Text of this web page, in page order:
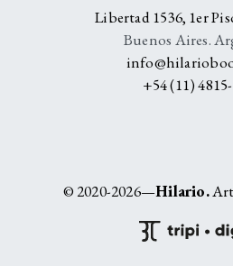
Libertad 1536, 1er
Buenos Aires.
+54 (11)
© 2020-2026—Hilario.